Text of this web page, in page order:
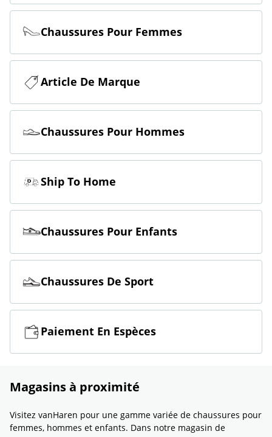
Chaussures Pour Femmes
Article De Marque
Chaussures Pour Hommes
Ship To Home
Chaussures Pour Enfants
Chaussures De Sport
Paiement En Espèces
Magasins à proximité
Visitez vanHaren pour une gamme variée de chaussures pour
femmes, hommes et enfants. Dans notre magasin de